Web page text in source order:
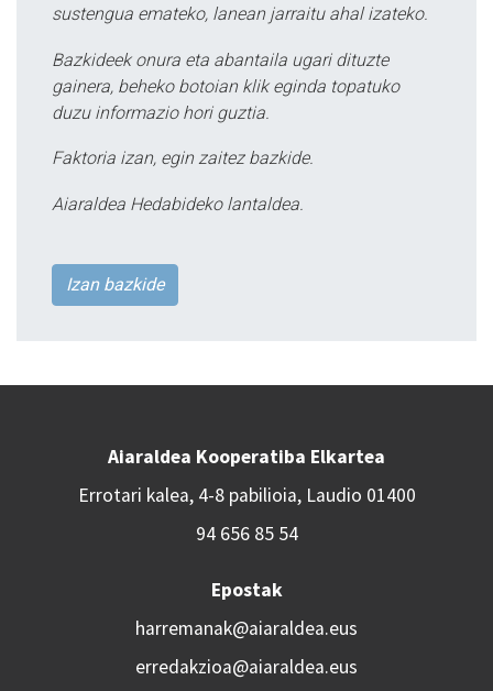
sustengua emateko, lanean jarraitu ahal izateko.
Bazkideek onura eta abantaila ugari dituzte
gainera, beheko botoian klik eginda topatuko
duzu informazio hori guztia.
Faktoria izan, egin zaitez bazkide.
Aiaraldea Hedabideko lantaldea.
Izan bazkide
Aiaraldea Kooperatiba Elkartea
Errotari kalea, 4-8 pabilioia, Laudio 01400
94 656 85 54
Epostak
harremanak@aiaraldea.eus
erredakzioa@aiaraldea.eus